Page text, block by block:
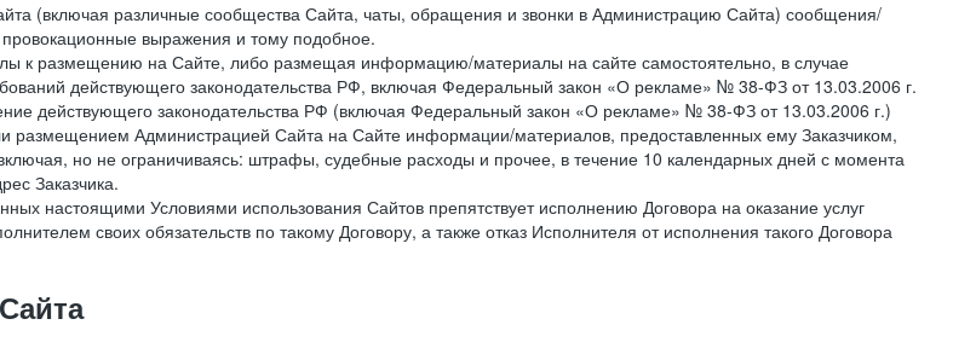
(включая различные сообщества Сайта, чаты, обращения и звонки в Администрацию Сайта) сообщения/
выражения и тому подобное.
к размещению на Сайте, либо размещая информацию/материалы на сайте самостоятельно, в случае
действующего законодательства РФ, включая Федеральный закон «О рекламе» № 38-ФЗ от 13.03.2006 г.
действующего законодательства РФ (включая Федеральный закон «О рекламе» № 38-ФЗ от 13.03.2006 г.)
Администрацией Сайта на Сайте информации/материалов, предоставленных ему Заказчиком,
но не ограничиваясь: штрафы, судебные расходы и прочее, в течение 10 календарных дней с момента
Заказчика.
настоящими Условиями использования Сайтов препятствует исполнению Договора на оказание услуг
своих обязательств по такому Договору, а также отказ Исполнителя от исполнения такого Договора